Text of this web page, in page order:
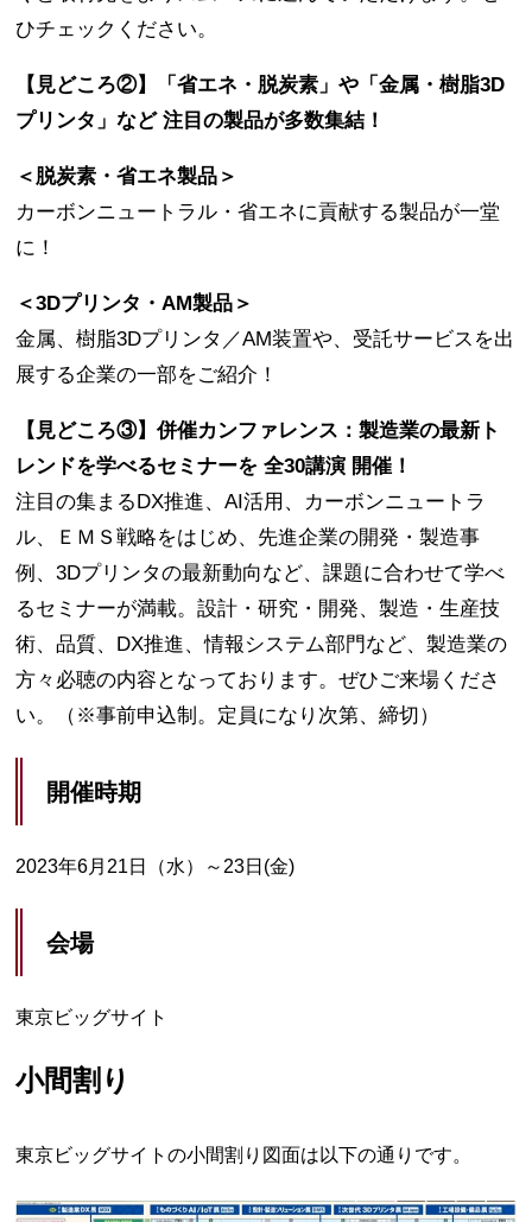
ひチェックください。
【見どころ②】「省エネ・脱炭素」や「金属・樹脂3D
プリンタ」など 注目の製品が多数集結！
＜脱炭素・省エネ製品＞
カーボンニュートラル・省エネに貢献する製品が一堂
に！
＜3Dプリンタ・AM製品＞
金属、樹脂3Dプリンタ／AM装置や、受託サービスを出
展する企業の一部をご紹介！
【見どころ③】併催カンファレンス：製造業の最新ト
レンドを学べるセミナーを 全30講演 開催！
注目の集まるDX推進、AI活用、カーボンニュートラ
ル、ＥＭＳ戦略をはじめ、先進企業の開発・製造事
例、3Dプリンタの最新動向など、課題に合わせて学べ
るセミナーが満載。設計・研究・開発、製造・生産技
術、品質、DX推進、情報システム部門など、製造業の
方々必聴の内容となっております。ぜひご来場くださ
い。（※事前申込制。定員になり次第、締切）
開催時期
2023年6月21日（水）～23日(金)
会場
東京ビッグサイト
小間割り
東京ビッグサイトの小間割り図面は以下の通りです。